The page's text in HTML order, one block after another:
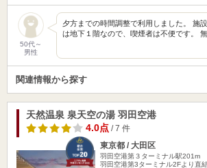
50代～
男性
夕方までの時間調整で利用しました。 施
は地下１階なので、喫煙者は不便です。
関連情報から探す
天然温泉 泉天空の湯 羽田空港
4.0点 / 7 件
東京都 / 大田区
羽田空港第３ターミナル駅201m
羽田空港第3ターミナル2Fより直